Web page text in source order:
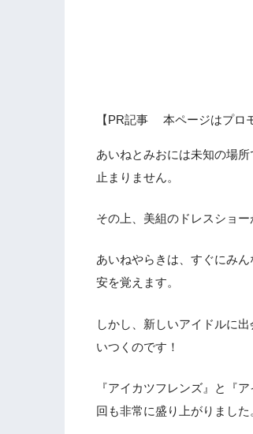
【PR記事 本ページはプロ
あいねとみおには未知の場
止まりません。
その上、美組のドレスショ
あいねやらきは、すぐにみ
安を覚えます。
しかし、新しいアイドルに
いつくのです！
『アイカツフレンズ』と『
回も非常に盛り上がりました